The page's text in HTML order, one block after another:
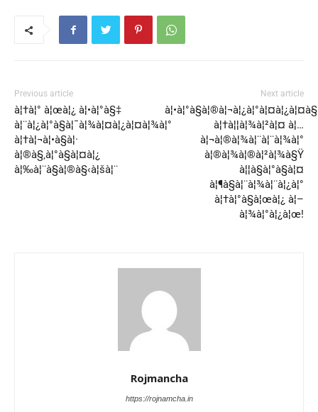
Previous article
à¦†à¦° à¦œà¦¿ à¦•à¦°à§‡
à¦¨à¦¿à¦°à§à¦¯à¦¾à¦¤à¦¿à¦¤à¦¾à¦°
à¦†à¦¬à¦•à§à¦·
à¦®à§‚à¦°à§à¦¤à¦¿
à¦‰à¦¨à§à¦®à§‹à¦šà¦¨
Next article
à¦†à¦¦à¦¾à¦²à¦¤ à¦…
à¦¬à¦®à¦¾à¦¨à¦¨à¦¾à¦°
à¦®à¦¾à¦®à¦²à¦¾à§Ÿ
à¦¦à§à¦°à§à¦¤
à¦¶à§à¦¨à¦¾à¦¨à¦¿à¦°
à¦†à¦°à§à¦œà¦¿ à¦–
à¦¾à¦°à¦¿à¦œ!
Rojmancha
https://rojnamcha.in